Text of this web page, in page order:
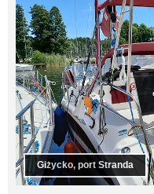
Giżycko, port Stranda